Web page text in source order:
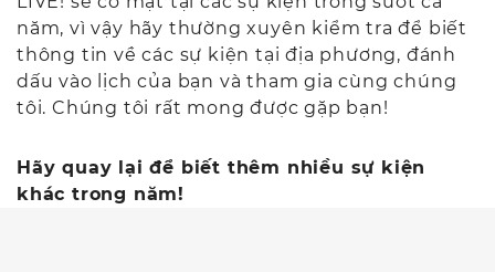
năm, vì vậy hãy thường xuyên kiểm tra để biết
thông tin về các sự kiện tại địa phương, đánh
dấu vào lịch của bạn và tham gia cùng chúng
tôi. Chúng tôi rất mong được gặp bạn!
Hãy quay lại để biết thêm nhiều sự kiện
khác trong năm!